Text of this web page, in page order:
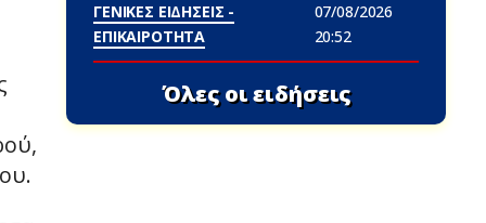
ΓΕΝΙΚΕΣ ΕΙΔΗΣΕΙΣ -
ΕΠΙΚΑΙΡΟΤΗΤΑ
07/08/2026
20:52
Όλες οι ειδήσεις